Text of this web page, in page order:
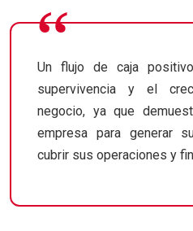
Un flujo de caja
supervivencia y el
negocio, ya que
empresa para generar
cubrir sus operaciones y